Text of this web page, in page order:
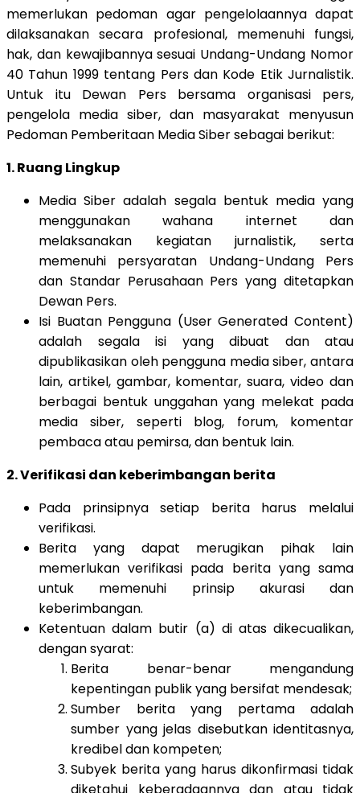
memerlukan pedoman agar pengelolaannya dapat
dilaksanakan secara profesional, memenuhi fungsi,
hak, dan kewajibannya sesuai Undang-Undang Nomor
40 Tahun 1999 tentang Pers dan Kode Etik Jurnalistik.
Untuk itu Dewan Pers bersama organisasi pers,
pengelola media siber, dan masyarakat menyusun
Pedoman Pemberitaan Media Siber sebagai berikut:
1. Ruang Lingkup
Media Siber adalah segala bentuk media yang
menggunakan wahana internet dan
melaksanakan kegiatan jurnalistik, serta
memenuhi persyaratan Undang-Undang Pers
dan Standar Perusahaan Pers yang ditetapkan
Dewan Pers.
Isi Buatan Pengguna (User Generated Content)
adalah segala isi yang dibuat dan atau
dipublikasikan oleh pengguna media siber, antara
lain, artikel, gambar, komentar, suara, video dan
berbagai bentuk unggahan yang melekat pada
media siber, seperti blog, forum, komentar
pembaca atau pemirsa, dan bentuk lain.
2. Verifikasi dan keberimbangan berita
Pada prinsipnya setiap berita harus melalui
verifikasi.
Berita yang dapat merugikan pihak lain
memerlukan verifikasi pada berita yang sama
untuk memenuhi prinsip akurasi dan
keberimbangan.
Ketentuan dalam butir (a) di atas dikecualikan,
dengan syarat:
Berita benar-benar mengandung
kepentingan publik yang bersifat mendesak;
Sumber berita yang pertama adalah
sumber yang jelas disebutkan identitasnya,
kredibel dan kompeten;
Subyek berita yang harus dikonfirmasi tidak
diketahui keberadaannya dan atau tidak